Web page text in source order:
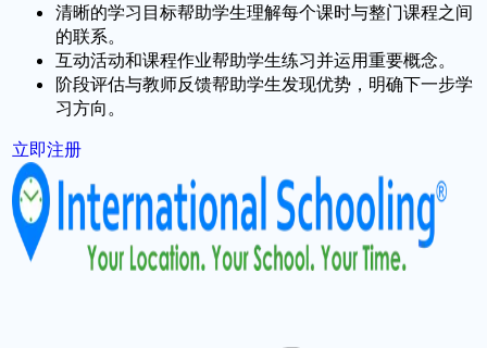
清晰的学习目标帮助学生理解每个课时与整门课程之间
的联系。
互动活动和课程作业帮助学生练习并运用重要概念。
阶段评估与教师反馈帮助学生发现优势，明确下一步学
习方向。
立即注册